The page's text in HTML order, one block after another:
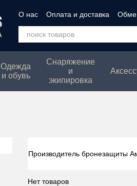
О нас Оплата и доставка
Политика конфеденциальности
Одежда
и обувь
Снаряжение
и
экипировка
Производитель бронезащиты
Нет товаров